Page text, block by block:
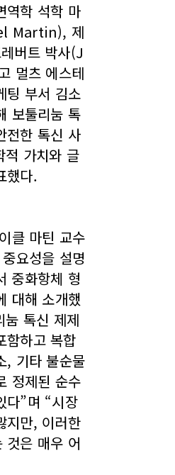
역학 석학 마
Martin), 제
버트 박사(J
멀츠 에스테
팅 부서 김소
보툴리눔 톡
전한 톡신 사
적 가치와 글
했다.
클 마틴 교수
요성을 설명
중화항체 형
대해 소개했
눔 톡신 제제
함하고 복합
, 기타 불순물
정제된 순수
다”며 “시장
지만, 이러한
것은 매우 어